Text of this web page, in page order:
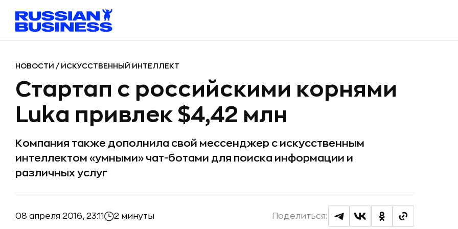
НОВОСТИ / ИСКУССТВЕННЫЙ ИНТЕЛЛЕКТ
Стартап с российскими корнями
Luka привлек $4,42 млн
Компания также дополнила свой мессенджер с искусственным
интеллектом «умными» чат-ботами для поиска информации и
различных услуг
08 апреля 2016, 23:11 2 минуты Поделиться: